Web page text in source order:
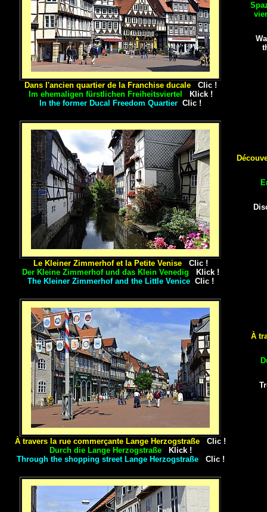
Dans l'ancien quartier de la Franchise ducale Clic !
Im ehemaligen fürstlichen Freiheitsviertel
Klick !
In the former Ducal Freedom Quartier Clic !
Le Kleiner Zimmerhofet la Petite Venise Clic !
Der Kleine Zimmerhof und das Klein Venedig
Klick !
The Kleiner Zimmerhof and the Little Venice Clic !
À travers la rue commerçante Lange Herzogstraße Clic !
Durch die Lange Herzogstraße
Klick !
Through the shopping street Lange Herzogstraße
Clic !
À